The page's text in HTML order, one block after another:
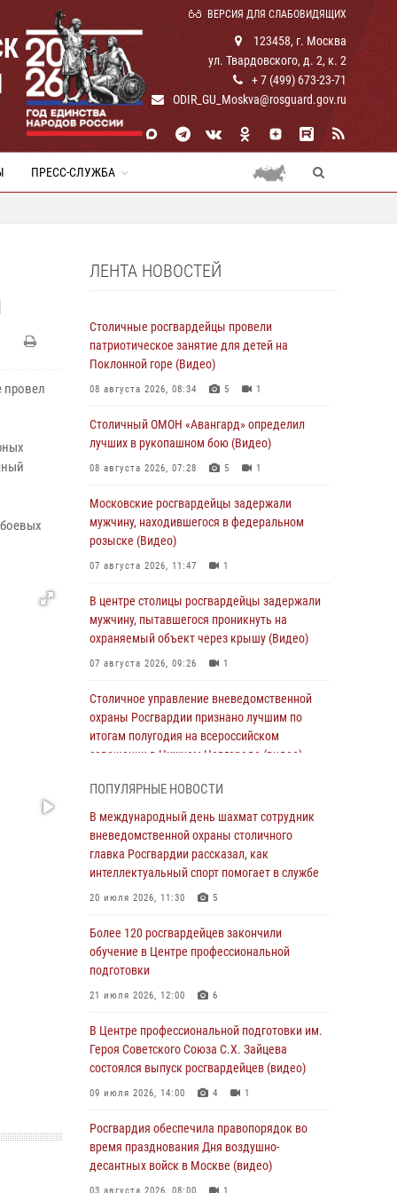
ВЕРСИЯ ДЛЯ СЛАБОВИДЯЩИХ
123458, г. Москва
ул. Твардовского, д. 2, к. 2
+ 7 (499) 673-23-71
ODIR_GU_Moskva@rosguard.gov.ru
ПРЕСС-СЛУЖБА
провел
ЛЕНТА НОВОСТЕЙ
Столичные росгвардейцы провели
патриотическое занятие для детей на
Поклонной горе (Видео)
08 августа 2026, 08:34 5 1
Столичный ОМОН «Авангард» определил
лучших в рукопашном бою (Видео)
08 августа 2026, 07:28 5 1
Московские росгвардейцы задержали
мужчину, находившегося в федеральном
розыске (Видео)
07 августа 2026, 11:47 1
В центре столицы росгвардейцы задержали
мужчину, пытавшегося проникнуть на
охраняемый объект через крышу (Видео)
07 августа 2026, 09:26 1
Столичное управление вневедомственной
охраны Росгвардии признано лучшим по
итогам полугодия на всероссийском
совещании в Нижнем Новгороде (видео)
Столичные росгвардейцы задержали троих
мужчин, устроивших пьяный дебош в баре
(видео)
06 августа 2026, 11:20 1
безопасность на футбольном матче в Москве
обеспечила Росгвардия (видео)
06 августа 2026, 08:30
мужчину, устроившего дебош в букмекерской
конторе (Видео)
05 августа 2026, 12:39 1
безопасность проведения футбольного матча
Кубка России (Видео)
05 августа 2026, 12:35 1
ПОПУЛЯРНЫЕ НОВОСТИ
В международный день шахмат сотрудник
вневедомственной охраны столичного
главка Росгвардии рассказал, как
интеллектуальный спорт помогает в службе
20 июля 2026, 11:30 5
Более 120 росгвардейцев закончили
обучение в Центре профессиональной
подготовки
21 июля 2026, 12:00 6
В Центре профессиональной подготовки им.
Героя Советского Союза С.Х. Зайцева
состоялся выпуск росгвардейцев (видео)
09 июля 2026, 14:00 4 1
Росгвардия обеспечила правопорядок во
время празднования Дня воздушно-
десантных войск в Москве (видео)